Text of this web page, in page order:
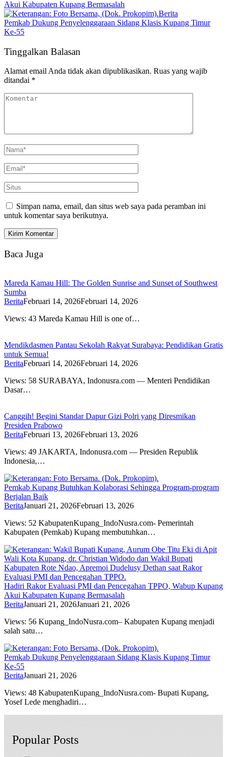
Akui Kabupaten Kupang Bermasalah
Berita
Pemkab Dukung Penyelenggaraan Sidang Klasis Kupang Timur
Ke-55
Tinggalkan Balasan
Alamat email Anda tidak akan dipublikasikan. Ruas yang wajib
ditandai *
Simpan nama, email, dan situs web saya pada peramban ini
untuk komentar saya berikutnya.
Baca Juga
Mareda Kamau Hill: The Golden Sunrise and Sunset of Southwest
Sumba
BeritaFebruari 14, 2026Februari 14, 2026
Views: 43 Mareda Kamau Hill is one of…
Mendikdasmen Pantau Sekolah Rakyat Surabaya: Pendidikan Gratis
untuk Semua!
BeritaFebruari 14, 2026Februari 14, 2026
Views: 58 SURABAYA, Indonusra.com — Menteri Pendidikan
Dasar…
Canggih! Begini Standar Dapur Gizi Polri yang Diresmikan
Presiden Prabowo
BeritaFebruari 13, 2026Februari 13, 2026
Views: 49 JAKARTA, Indonusra.com — Presiden Republik
Indonesia,…
Pemkab Kupang Butuhkan Kolaborasi Sehingga Program-program
Berjalan Baik
BeritaJanuari 21, 2026Februari 13, 2026
Views: 52 KabupatenKupang_IndoNusra.com- Pemerintah
Kabupaten (Pemkab) Kupang membutuhkan…
Hadiri Rakor Evaluasi PMI dan Pencegahan TPPO, Wabup Kupang
Akui Kabupaten Kupang Bermasalah
BeritaJanuari 21, 2026Januari 21, 2026
Views: 56 Kupang_IndoNusra.com– Kabupaten Kupang menjadi
salah satu…
Pemkab Dukung Penyelenggaraan Sidang Klasis Kupang Timur
Ke-55
BeritaJanuari 21, 2026
Views: 48 KabupatenKupang_IndoNusra.com- Bupati Kupang,
Yosef Lede menghadiri…
Popular Posts